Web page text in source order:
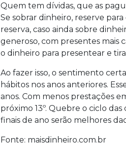
Quem tem dívidas, que as
Se sobrar dinheiro, reserve
reserva, caso ainda sobre
generoso, com presentes mais
o dinheiro para presentear e
Ao fazer isso, o sentimento
hábitos nos anos anteriores.
anos. Com menos prestações
próximo 13º. Quebre o ciclo
finais de ano serão melhores
Fonte: maisdinheiro.com.br